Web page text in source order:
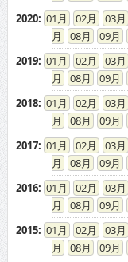
2018: 01 02 03
08
09
2017: 01 02 03
08
09
2016: 01 02 03
08
09
2015: 01 02 03
08
09
2014: 01 02 03
08
09
2013: 01 02 03
08
09